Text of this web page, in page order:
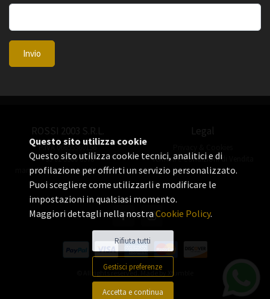
Invio
ROSSI 2003 S.R.L.
P.IVA 06655560156
+39 02 3360 8378
manuel.rossi@rossiorologi.com
Legal
Termini e Condizioni di Vendita
© All rights reserved. Made by
Questo sito utilizza cookie
Questo sito utilizza cookie tecnici, analitici e di
profilazione per offrirti un servizio personalizzato.
Puoi scegliere come utilizzarli e modificare le
impostazioni in qualsiasi momento.
Maggiori dettagli nella nostraCookie Policy.
Rifiuta tutti
Gestisci preferenze
Accetta e continua